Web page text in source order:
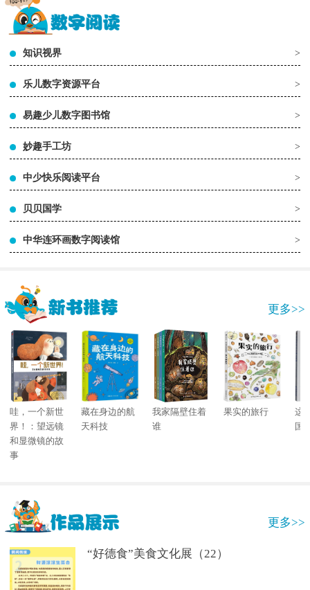
知识视界 >
乐儿数字资源平台 >
易趣少儿数字图书馆 >
妙趣手工坊 >
中少快乐阅读平台 >
贝贝国学 >
中华连环画数字阅读馆 >
更多>>
哇，一个新世
界！：望远镜
和显微镜的故
事
藏在身边的航
天科技
我家隔壁住着
谁
果实的旅行
这
国
更多>>
“好德食”美食文化展（22）